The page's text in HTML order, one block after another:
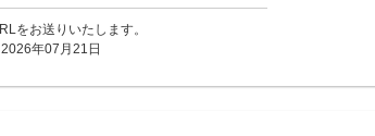
をお送りいたします。
年07月21日